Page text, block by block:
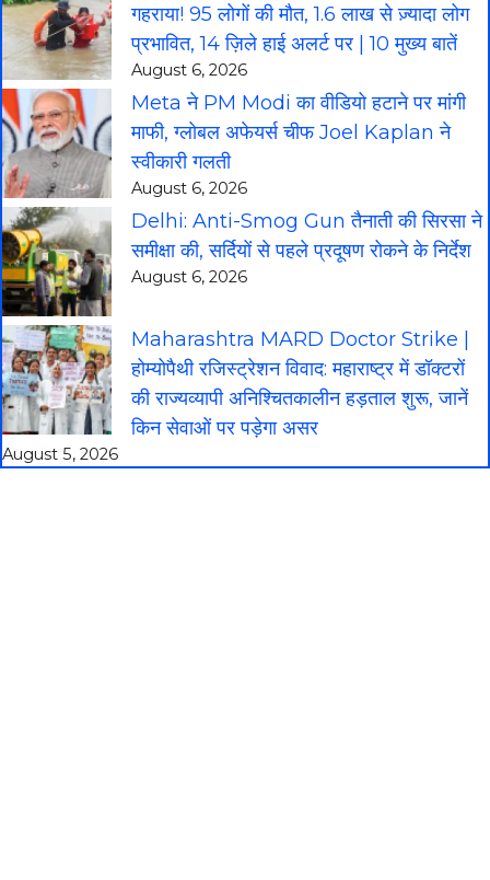
गहराया! 95 लोगों की मौत, 1.6 लाख से ज़्यादा लोग
प्रभावित, 14 ज़िले हाई अलर्ट पर | 10 मुख्य बातें
August 6, 2026
Meta ने PM Modi का वीडियो हटाने पर मांगी
माफी, ग्लोबल अफेयर्स चीफ Joel Kaplan ने
स्वीकारी गलती
August 6, 2026
Delhi: Anti-Smog Gun तैनाती की सिरसा ने
समीक्षा की, सर्दियों से पहले प्रदूषण रोकने के निर्देश
August 6, 2026
Maharashtra MARD Doctor Strike |
होम्योपैथी रजिस्ट्रेशन विवाद: महाराष्ट्र में डॉक्टरों
की राज्यव्यापी अनिश्चितकालीन हड़ताल शुरू, जानें
किन सेवाओं पर पड़ेगा असर
August 5, 2026